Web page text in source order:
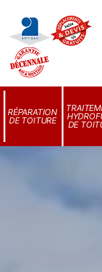
RÉPARATION
DE TOITURE
DE